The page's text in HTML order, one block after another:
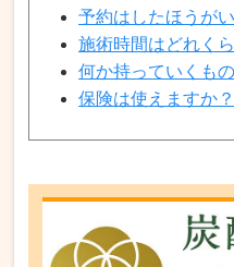
予約はしたほうが
施術時間はどれく
何か持っていくも
保険は使えますか？